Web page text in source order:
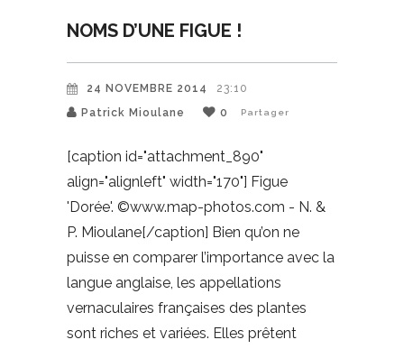
NOMS D’UNE FIGUE !
24 NOVEMBRE 2014
23:10
Patrick Mioulane
0 Partager
[caption id="attachment_890"
align="alignleft" width="170"] Figue
'Dorée'. ©www.map-photos.com - N. &
P. Mioulane[/caption] Bien qu’on ne
puisse en comparer l’importance avec la
langue anglaise, les appellations
vernaculaires françaises des plantes
sont riches et variées. Elles prêtent